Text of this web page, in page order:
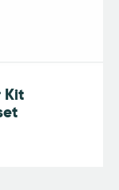
Kit